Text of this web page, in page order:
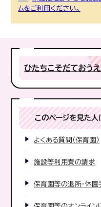
ムをご利用ください。
ひたちこそだておう
このページを見た
よくある質問（保育園）
施設等利用費の請求
保育園等の退所・休園